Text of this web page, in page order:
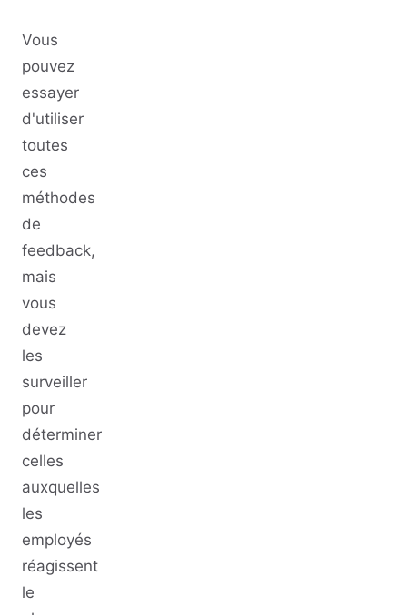
Vous
pouvez
essayer
d'utiliser
toutes
ces
méthodes
de
feedback,
mais
vous
devez
les
surveiller
pour
déterminer
celles
auxquelles
les
employés
réagissent
le